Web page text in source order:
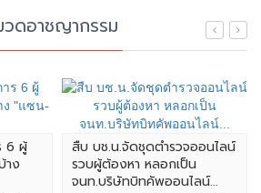
ดอาชญากรรม
6 ผู้
าง
สืบ บช.น.จัดชุดตำรวจออนไลน์
รวบผู้ต้องหา หลอกเป็น
จนท.บริษัทบิทคัพออนไลน์...